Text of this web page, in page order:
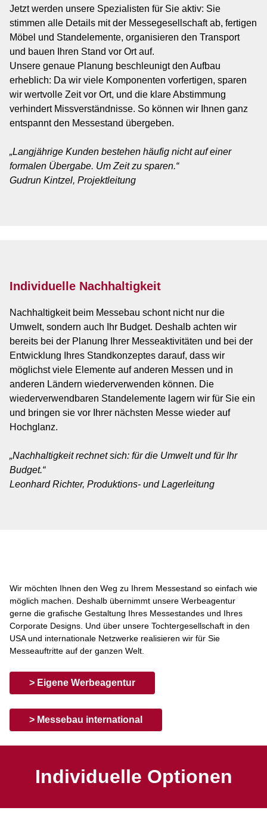
Jetzt werden unsere Spezialisten für Sie aktiv: Sie
stimmen alle Details mit der Messegesellschaft ab, fertigen
Möbel und Standelemente, organisieren den Transport
und bauen Ihren Stand vor Ort auf.
Unsere genaue Planung beschleunigt den Aufbau
erheblich: Da wir viele Komponenten vorfertigen, sparen
wir wertvolle Zeit vor Ort, und die klare Abstimmung
verhindert Missverständnisse. So können wir Ihnen ganz
entspannt den Messestand übergeben.
„Langjährige Kunden bestehen häufig nicht auf einer
formalen Übergabe. Um Zeit zu sparen.“
Gudrun Kintzel, Projektleitung
Individuelle Nachhaltigkeit
Nachhaltigkeit beim Messebau schont nicht nur die
Umwelt, sondern auch Ihr Budget. Deshalb achten wir
bereits bei der Planung Ihrer Messeaktivitäten und bei der
Entwicklung Ihres Standkonzeptes darauf, dass wir
möglichst viele Elemente auf anderen Messen und in
anderen Ländern wiederverwenden können. Die
wiederverwendbaren Standelemente lagern wir für Sie ein
und bringen sie vor Ihrer nächsten Messe wieder auf
Hochglanz.
„Nachhaltigkeit rechnet sich: für die Umwelt und für Ihr
Budget.“
Leonhard Richter, Produktions- und Lagerleitung
Wir möchten Ihnen den Weg zu Ihrem Messestand so einfach wie
möglich machen. Deshalb übernimmt unsere Werbeagentur
gerne die grafische Gestaltung Ihres Messestandes und Ihres
Corporate Designs. Und über unsere Tochtergesellschaft in den
USA und internationale Netzwerke realisieren wir für Sie
Messeauftritte auf der ganzen Welt.
> Eigene Werbeagentur
> Messebau international
Individuelle Optionen